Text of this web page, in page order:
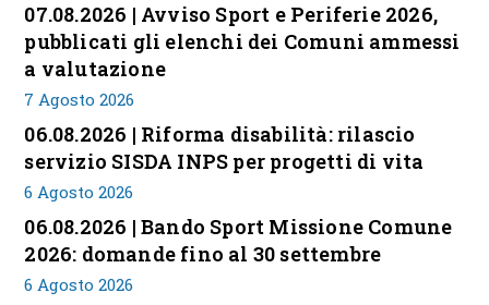
07.08.2026 | Avviso Sport e Periferie 2026,
pubblicati gli elenchi dei Comuni ammessi
a valutazione
7 Agosto 2026
06.08.2026 | Riforma disabilità: rilascio
servizio SISDA INPS per progetti di vita
6 Agosto 2026
06.08.2026 | Bando Sport Missione Comune
2026: domande fino al 30 settembre
6 Agosto 2026